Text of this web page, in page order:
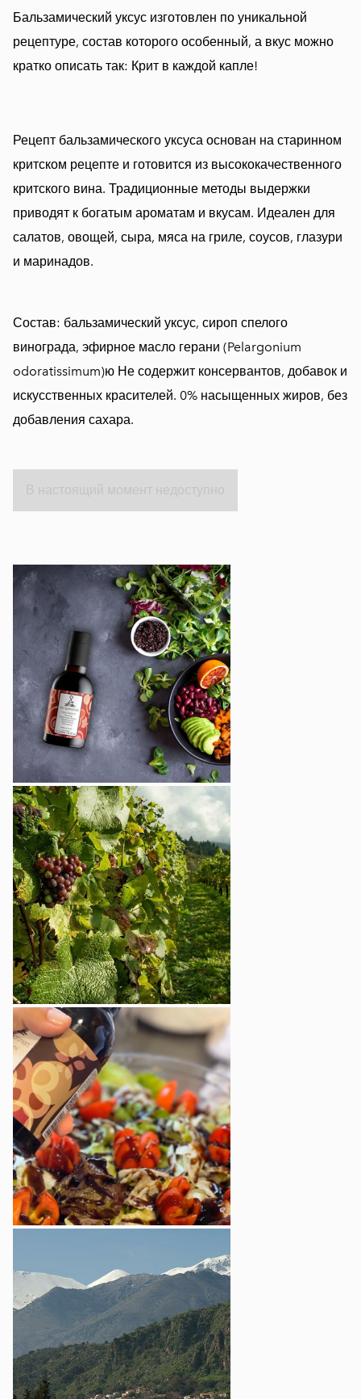
Бальзамический уксус изготовлен по уникальной
рецептуре, состав которого особенный, а вкус можно
кратко описать так: Крит в каждой капле!
Рецепт бальзамического уксуса основан на старинном
критском рецепте и готовится из высококачественного
критского вина. Традиционные методы выдержки
приводят к богатым ароматам и вкусам. Идеален для
салатов, овощей, сыра, мяса на гриле, соусов, глазури
и маринадов.
Состав: бальзамический уксус, сироп спелого
винограда, эфирное масло герани (Pelargonium
odoratissimum)ю Не содержит консервантов, добавок и
искусственных красителей. 0% насыщенных жиров, без
добавления сахара.